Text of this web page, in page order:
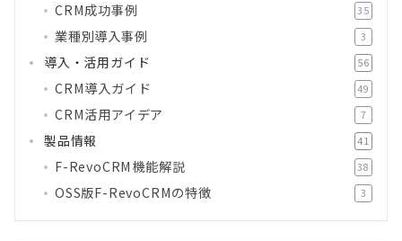
CRM成功事例 35
業種別導入事例 3
導入・活用ガイド 56
CRM導入ガイド 49
CRM活用アイデア 7
製品情報 41
F-RevoCRM機能解説 38
OSS版F-RevoCRMの特徴 3